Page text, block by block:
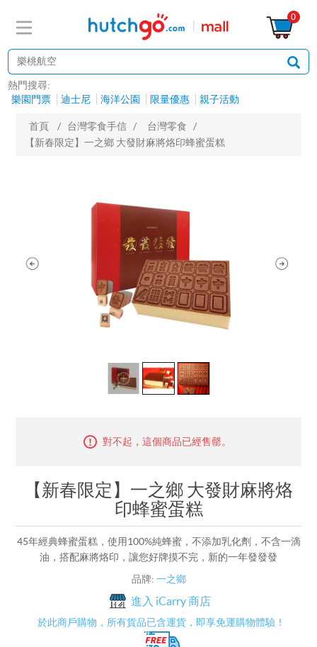
0
熱門搜尋:
樂園門票
迪士尼 海洋公園 限量優惠 親子活動
首頁 / 台灣零食手信 / 台灣零食
/
【新春限定】一之鄉 大發財麻將烙印蜂蜜蛋糕
對不起，這個商品已經售罄。
【新春限定】一之鄉 大發財麻將烙
印蜂蜜蛋糕
45年經典蜂蜜蛋糕，使用100%純蜂蜜，不添加乳化劑，不含一滴
油，搭配麻將烙印，讓您好牌摸不完，新的一年發發發
品牌: 一之鄉
進入 iCarry 商店
於此商戶購物，所有貨品已含運貨，即享免運購物體驗！